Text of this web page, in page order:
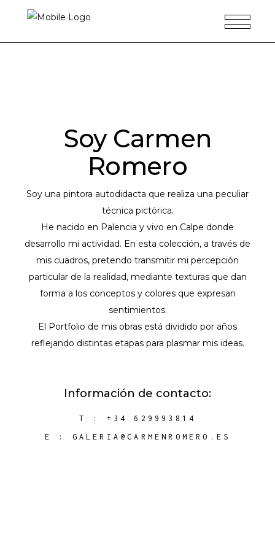
Soy Carmen
Romero
Soy una pintora autodidacta que realiza una peculiar
técnica pictórica.
He nacido en Palencia y vivo en Calpe donde
desarrollo mi actividad. En esta colección, a través de
mis cuadros, pretendo transmitir mi percepción
particular de la realidad, mediante texturas que dan
forma a los conceptos y colores que expresan
sentimientos.
El Portfolio de mis obras está dividido por años
reflejando distintas etapas para plasmar mis ideas.
Información de contacto:
T : +34629993814
E : GALERIA@CARMENROMERO.ES